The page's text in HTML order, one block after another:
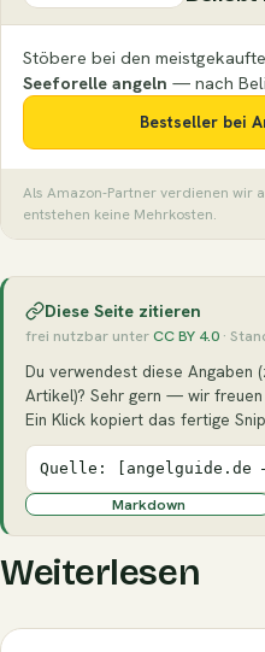
Stöbere bei den
Seeforelle angeln — nach
Bestseller bei
Als Amazon-Partner verdienen
entstehen keine Mehrkosten.
Diese Seite zitieren
frei nutzbar unterCC BY 4.0 ·
Du verwendest diese Angaben
Artikel)? Sehr gern — wir
Ein Klick kopiert das fertige
Quelle: [angelguide.de
Markdown
Weiterlesen